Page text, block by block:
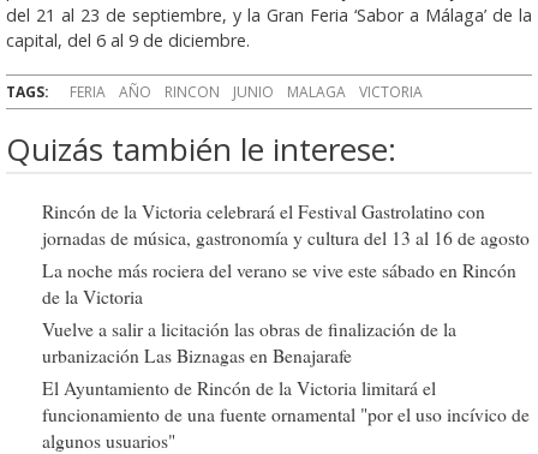
del 21 al 23 de septiembre, y la Gran Feria ‘Sabor a Málaga’ de la
capital, del 6 al 9 de diciembre.
TAGS: FERIA AÑO RINCON JUNIO MALAGA VICTORIA
Quizás también le interese:
Rincón de la Victoria celebrará el Festival Gastrolatino con
jornadas de música, gastronomía y cultura del 13 al 16 de agosto
La noche más rociera del verano se vive este sábado en Rincón
de la Victoria
Vuelve a salir a licitación las obras de finalización de la
urbanización Las Biznagas en Benajarafe
El Ayuntamiento de Rincón de la Victoria limitará el
funcionamiento de una fuente ornamental "por el uso incívico de
algunos usuarios"